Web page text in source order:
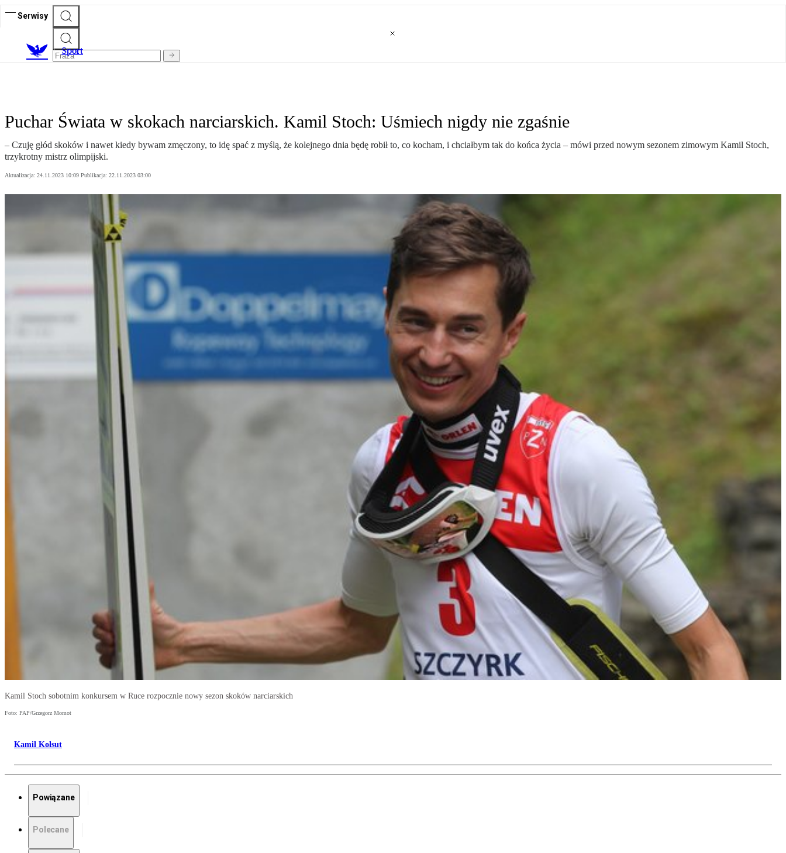
Serwisy
Sport
Puchar Świata w skokach narciarskich. Kamil Stoch: Uśmiech nigdy nie zgaśnie
– Czuję głód skoków i nawet kiedy bywam zmęczony, to idę spać z myślą, że kolejnego dnia będę robił to, co kocham, i chciałbym tak do końca życia – mówi przed nowym sezonem zimowym Kamil Stoch,
trzykrotny mistrz olimpijski.
Aktualizacja: 24.11.2023 10:09 Publikacja: 22.11.2023 03:00
Kamil Stoch sobotnim konkursem w Ruce rozpocznie nowy sezon skoków narciarskich
Foto: PAP/Grzegorz Momot
Kamil Kołsut
Powiązane
Polecane